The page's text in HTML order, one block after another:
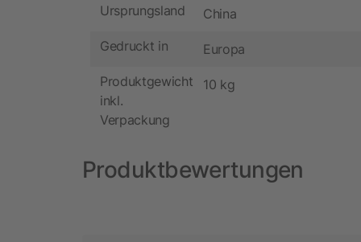
Ursprungsland China
Gedruckt in Europa
Produktgewicht
inkl.
Verpackung
10 kg
Produktbewertungen